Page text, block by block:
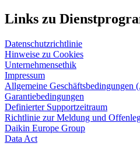
Links zu
Datenschutzrichtlinie
Hinweise zu Cookies
Unternehmensethik
Impressum
Allgemeine Geschäftsbedingungen
Garantiebedingungen
Definierter Supportzeitraum
Richtlinie zur Meldung und
Daikin Europe Group
Data Act